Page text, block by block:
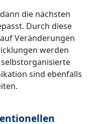
die nächsten
Durch diese
Veränderungen
werden
sind ebenfalls